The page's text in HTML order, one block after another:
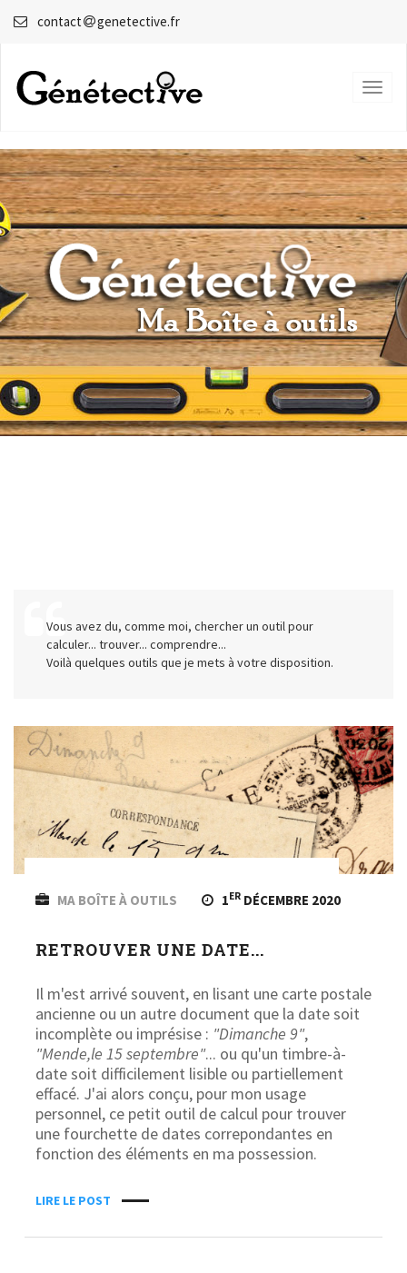
Topcontact genetective.fr
Vous avez du, comme moi, chercher un outil pour
calculer... trouver... comprendre...
Voilà quelques outils que je mets à votre disposition.
MA BOÎTE À OUTILS 1ER DÉCEMBRE 2020
RETROUVER UNE DATE...
Il m'est arrivé souvent, en lisant une carte postale
ancienne ou un autre document que la date soit
incomplète ou imprésise : "Dimanche 9",
"Mende,le 15 septembre"... ou qu'un timbre-à-
date soit difficilement lisible ou partiellement
effacé. J'ai alors conçu, pour mon usage
personnel, ce petit outil de calcul pour trouver
une fourchette de dates correpondantes en
fonction des éléments en ma possession.
LIRE LE POST